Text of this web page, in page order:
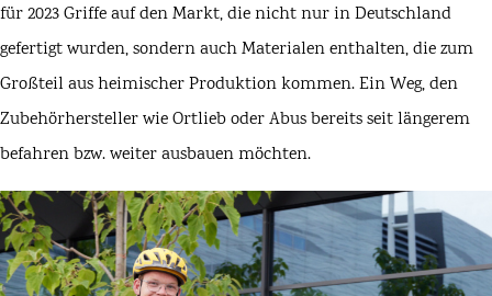
für 2023Griffeauf den Markt, die nicht nur in Deutschland
gefertigt wurden, sondern auch Materialen enthalten, die zum
Großteil aus heimischer Produktion kommen. Ein Weg, den
Zubehörhersteller wie Ortlieb oderAbusbereits seit längerem
befahren bzw. weiter ausbauen möchten.